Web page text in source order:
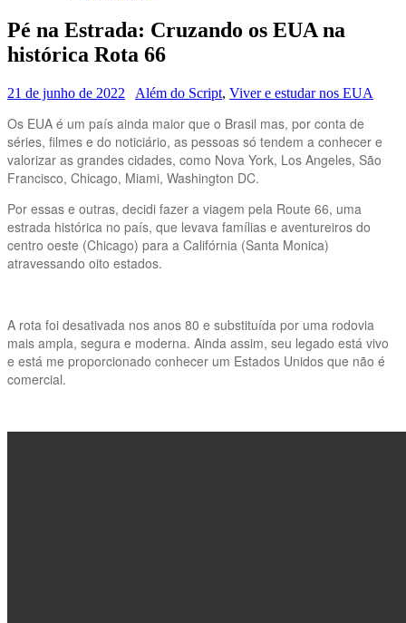
Pé na Estrada: Cruzando os EUA na
histórica Rota 66
21 de junho de 2022 Além do Script, Viver e estudar nos EUA
Os EUA é um país ainda maior que o Brasil mas, por conta de
séries, filmes e do noticiário, as pessoas só tendem a conhecer e
valorizar as grandes cidades, como Nova York, Los Angeles, São
Francisco, Chicago, Miami, Washington DC.
Por essas e outras, decidi fazer a viagem pela Route 66, uma
estrada histórica no país, que levava famílias e aventureiros do
centro oeste (Chicago) para a Califórnia (Santa Monica)
atravessando oito estados.
A rota foi desativada nos anos 80 e substituída por uma rodovia
mais ampla, segura e moderna. Ainda assim, seu legado está vivo
e está me proporcionado conhecer um Estados Unidos que não é
comercial.